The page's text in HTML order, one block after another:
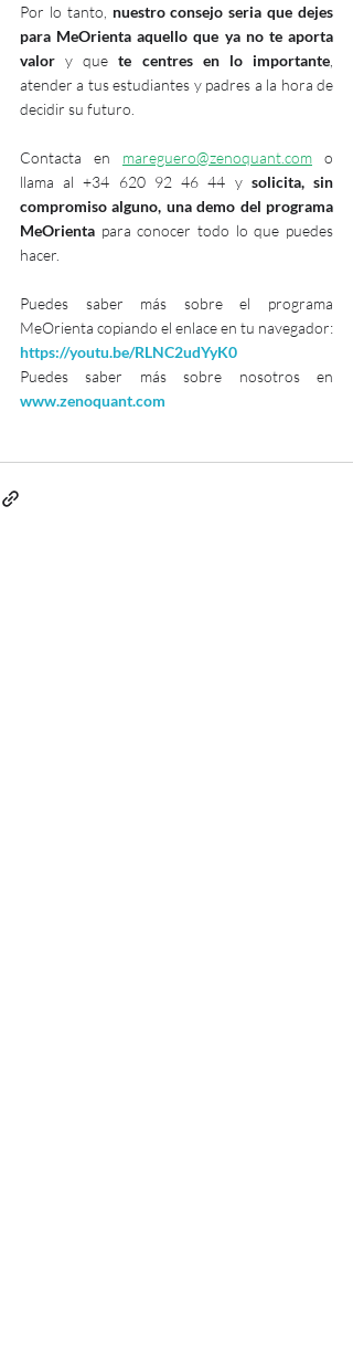
Por lo tanto, nuestro consejo seria que dejes
para MeOrienta aquello que ya no te aporta
valor y que te centres en lo importante
atender a tus estudiantes y padres a la hora de
decidir su futuro.
Contacta en mareguero@zenoquant.com o
llama al +34 620 92 46 44 y solicita, sin
compromiso alguno, una demo del programa
MeOrienta para conocer todo lo que puedes
hacer.
Puedes saber más sobre el programa
https://youtu.be/RLNC2udYyK0
www.zenoquant.com